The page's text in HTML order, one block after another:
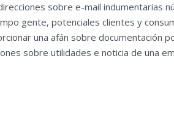
sobre e-mail indumentarias
gente, potenciales clientes y
una afán sobre documentación
sobre utilidades e noticia de una